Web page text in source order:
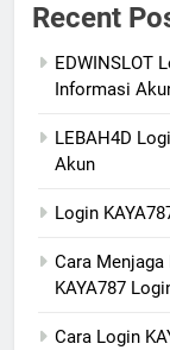
Recent
EDWINSLOT
Informasi
LEBAH4D
Akun
Login
Cara
KAYA787
Cara Login